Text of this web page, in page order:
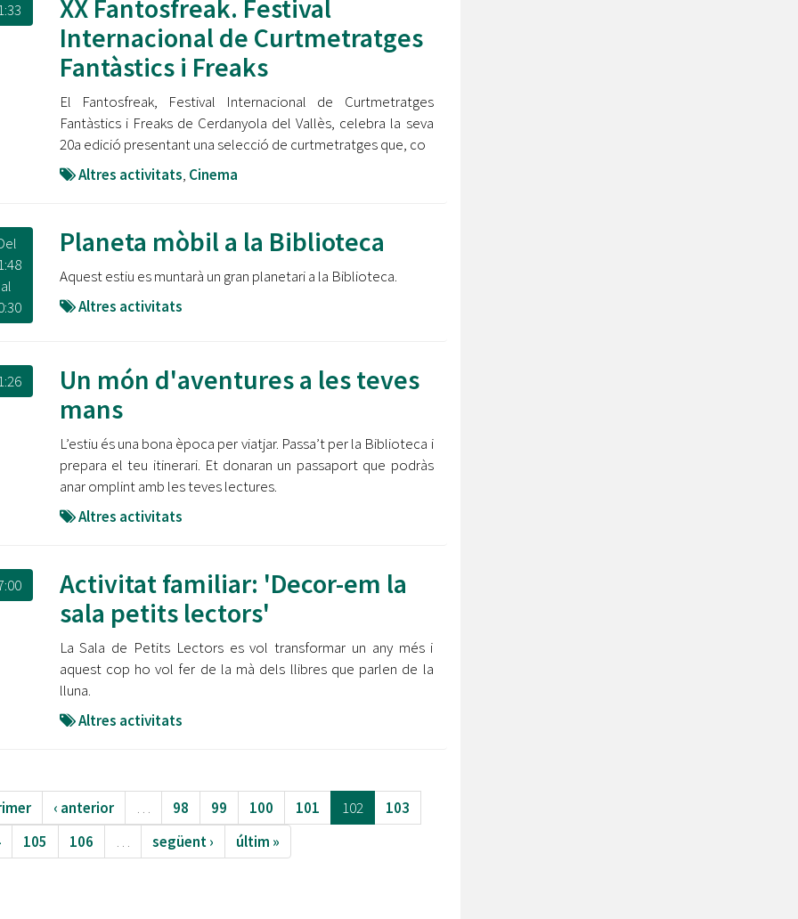
XX Fantosfreak. Festival
Internacional de Curtmetratges
Fantàstics i Freaks
El Fantosfreak, Festival Internacional de Curtmetratges
Fantàstics i Freaks de Cerdanyola del Vallès, celebra la seva
20a edició presentant una selecció de curtmetratges que, co
Altres activitats, Cinema
al
Planeta mòbil a la Biblioteca
Aquest estiu es muntarà un gran planetari a la Biblioteca.
Altres activitats
Un món d'aventures a les teves
mans
L’estiu és una bona època per viatjar. Passa’t per la Biblioteca i
prepara el teu itinerari. Et donaran un passaport que podràs
anar omplint amb les teves lectures.
Altres activitats
Activitat familiar: 'Decor-em la
sala petits lectors'
La Sala de Petits Lectors es vol transformar un any més i
aquest cop ho vol fer de la mà dels llibres que parlen de la
lluna.
Altres activitats
‹ anterior … 98 99 100 101 102
103
105 106 … següent › últim »